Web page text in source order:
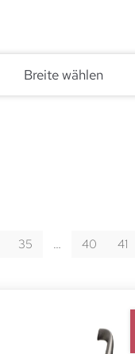
Breite wählen
35 … 40 41